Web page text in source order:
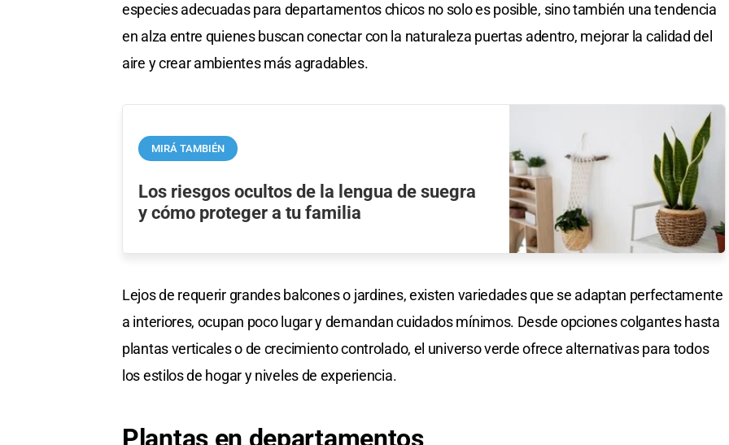
especies adecuadas para departamentos chicos no solo es posible, sino también una tendencia
en alza entre quienes buscan conectar con la naturaleza puertas adentro, mejorar la calidad del
aire y crear ambientes más agradables.
MIRÁ TAMBIÉN
Los riesgos ocultos de la lengua de suegra
y cómo proteger a tu familia
Lejos de requerir grandes balcones o jardines, existen variedades que se adaptan perfectamente
a interiores, ocupan poco lugar y demandan cuidados mínimos. Desde opciones colgantes hasta
plantas verticales o de crecimiento controlado, el universo verde ofrece alternativas para todos
los estilos de hogar y niveles de experiencia.
Plantas en departamentos